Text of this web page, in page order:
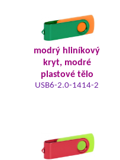
modrý hliníkový
kryt, modré
plastové tělo
USB6-2.0-1414-2